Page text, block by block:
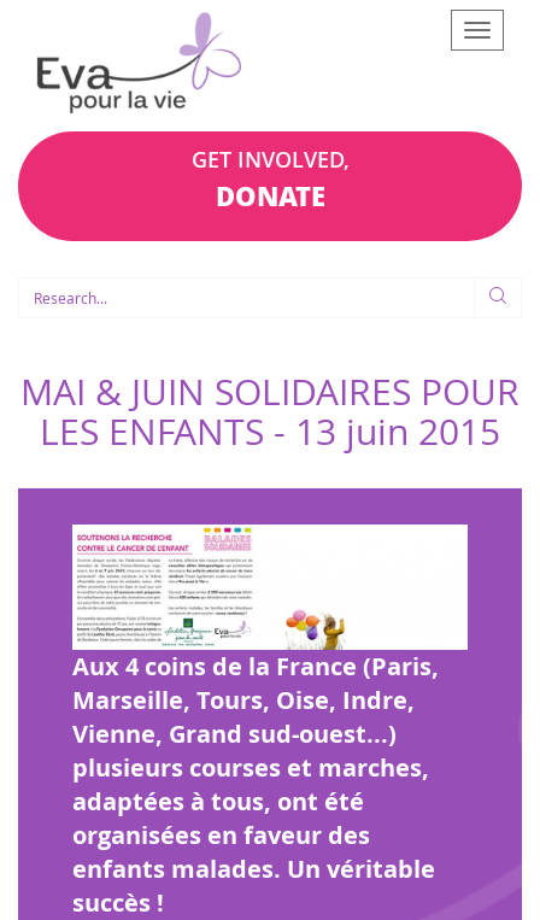
Afficher
le
GET INVOLVED,
DONATE
MAI & JUIN SOLIDAIRES POUR
LES ENFANTS - 13 juin 2015
Aux 4 coins de la France (Paris,
Marseille, Tours, Oise, Indre,
Vienne, Grand sud-ouest...)
plusieurs courses et marches,
adaptées à tous, ont été
organisées en faveur des
enfants malades. Un véritable
succès !